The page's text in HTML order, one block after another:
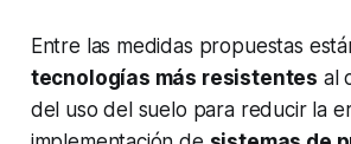
Entre las medidas propuestas
tecnologías más resistentes al
del uso del suelo para reducir la